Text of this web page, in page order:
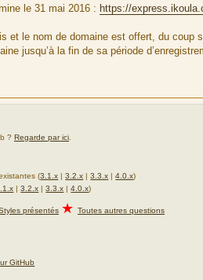
le 31 mai 2016 : https://
et le nom de domaine est offert, du
jusqu’à la fin de sa période
? Regarde par ici.
(3.1.x |3.2.x |3.3.x |4.0.x)
|3.2.x |3.3.x |4.0.x)
présentés ★ Toutes autres questions
GitHub